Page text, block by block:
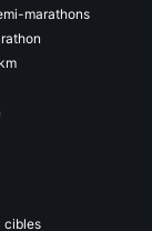
marathons
cibles